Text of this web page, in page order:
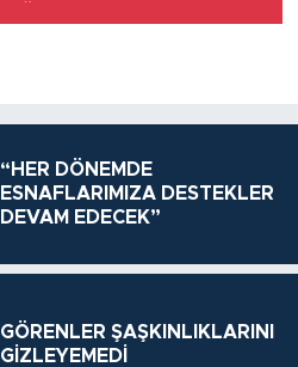
“HER DÖNEMDE
ESNAFLARIMIZA DESTEKLER
DEVAM EDECEK”
GÖRENLER ŞAŞKINLIKLARINI
GİZLEYEMEDİ